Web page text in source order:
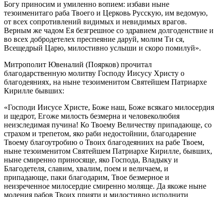
Богу приносим и умиленно вопием: избави ныне
тезоименитаго раба Твоего и Церковь Русскую, им ведомую,
от всех сопротивлений видимых и невидимых врагов.
Верным же чадом Ея безгрешное со здравием долгоденствие и
во всех добродетелех преспеяние даруй, молим Ти ся,
Всещедрый Царю, милостивно услыши и скоро помилуй».
Митрополит Ювеналий (Поярков) прочитал
благодарственную молитву Господу Иисусу Христу о
благодеяниях, на ныне тезоименитом Святейшем Патриархе
Кирилле бывших:
«Господи Иисусе Христе, Боже наш, Боже всякаго милосердия
и щедрот, Егоже милость безмерна и человеколюбия
неизследимая пучина! Ко Твоему Величеству припадающе, со
страхом и трепетом, яко раби недостойнии, благодарение
Твоему благоутробию о Твоих благодеяниих на рабе Твоем,
ныне тезоименитом Святейшем Патриархе Кирилле, бывших,
ныне смиренно приносяще, яко Господа, Владыку и
Благодетеля, славим, хвалим, поем и величаем, и
припадающе, паки благодарим, Твое безмерное и
неизреченное милосердие смиренно моляще. Да якоже ныне
моления рабов Твоих прияти и милостивно исполнити